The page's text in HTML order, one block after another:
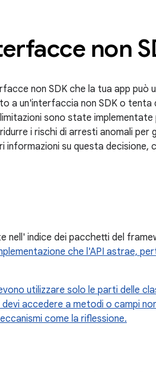
non
non SDK che la tua app può
a un'interfaccia non SDK o tenta
sono state implementate
i rischi di arresti anomali per
informazioni su questa decisione,
nell' indice dei pacchetti del
che l'API astrae,
utilizzare solo le parti delle
accedere a metodi o campi
come la riflessione.